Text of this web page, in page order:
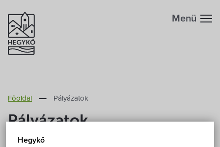
Hegykő
Menü
Főoldal Pályázatok
Pályázatok